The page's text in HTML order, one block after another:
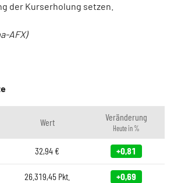
der Kurserholung setzen.
AFX)
Wert Veränderung
Heute in %
32,94 € +0,81
26.319,45 Pkt. +0,69